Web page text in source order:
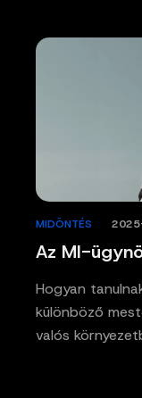
Az MI-
MIDÖNTÉS
Hogyan
különböző
valós